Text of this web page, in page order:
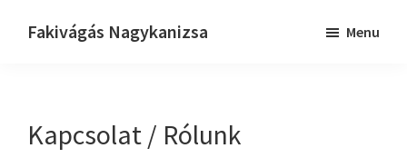
Fakivágás Nagykanizsa Menu
Kapcsolat / Rólunk